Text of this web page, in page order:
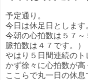
予定通り。
今日は休足日とします
今朝の心拍数は５７
脈拍数は４７です。）
やはり５日間連続の
かず徐々に心拍数が高
ここらで丸一日の休